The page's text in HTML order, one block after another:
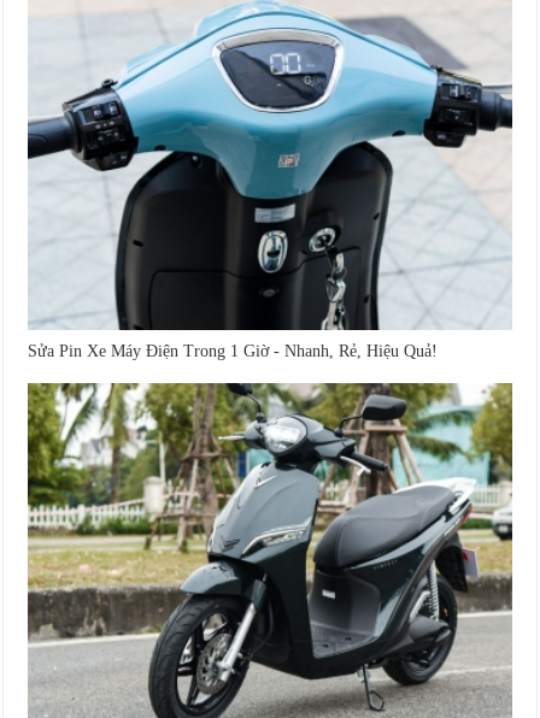
Sửa Pin Xe Máy Điện Trong 1 Giờ - Nhanh, Rẻ, Hiệu Quả!